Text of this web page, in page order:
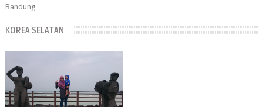
Bandung
KOREA SELATAN